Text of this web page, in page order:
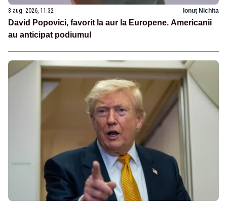
8 aug. 2026, 11:32 Ionuț Nichita
David Popovici, favorit la aur la Europene. Americanii
au anticipat podiumul